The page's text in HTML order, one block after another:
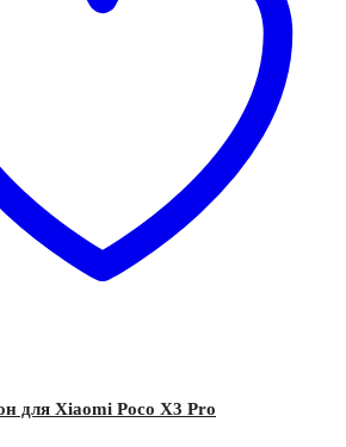
для Xiaomi Poco X3 Pro